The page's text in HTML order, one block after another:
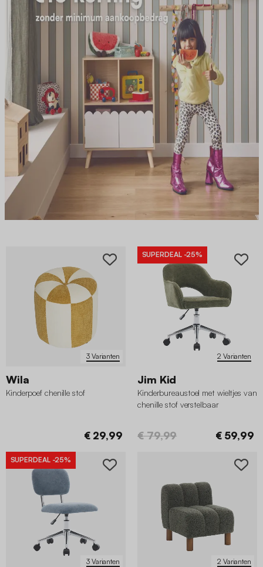
3 Varianten
Wila
Kinderpoef chenille stof
€ 29,99
2 Varianten
SUPERDEAL -25%
Jim Kid
Kinderbureaustoel met wieltjes van
chenille stof verstelbaar
€ 79,99 € 59,99
3 Varianten
SUPERDEAL -25%
2 Varianten